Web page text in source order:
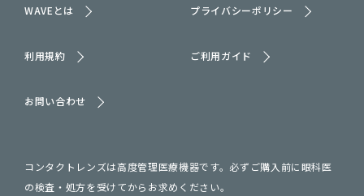
WAVEとは プライバシーポリシー
利用規約 ご利用ガイド
お問い合わせ
コンタクトレンズは高度管理医療機器です。必ずご購入前に眼科医
の検査・処方を受けてからお求めください。